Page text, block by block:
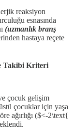
reaksiyon
esnasında
(uzmanlık branş
hastaya reçete
Takibi Kriteri
çocuk gelişim
çocuklar için yaşa
ağırlığı ($<-2\text{